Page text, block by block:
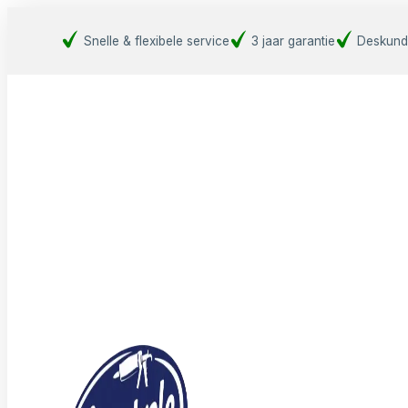
Snelle & flexibele service 3 jaar garantie